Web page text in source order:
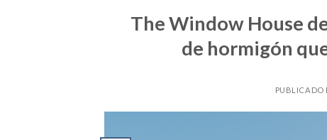
The Window House
de hormigón
PUBLICADO